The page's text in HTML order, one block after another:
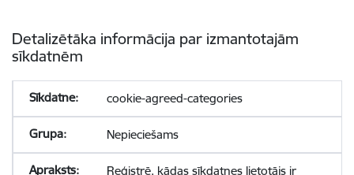
Detalizētāka informācija par izmantotajām
sīkdatnēm
cookie-agreed-categories
Nepieciešams
Reģistrē, kādas sīkdatnes lietotājs ir